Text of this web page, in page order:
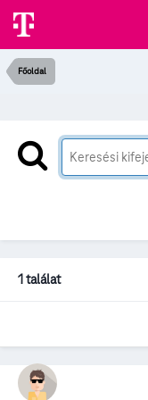
Főoldal
1 találat